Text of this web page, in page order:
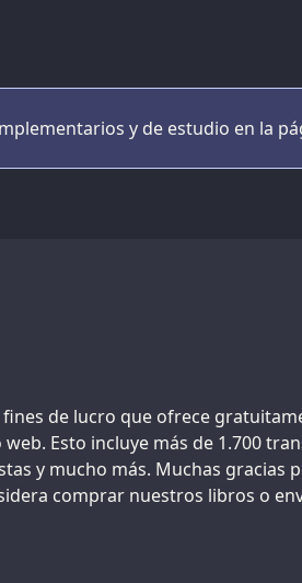
y de estudio en la
fines de lucro que ofrece
Esto incluye más de 1.700
y mucho más. Muchas
comprar nuestros libros o